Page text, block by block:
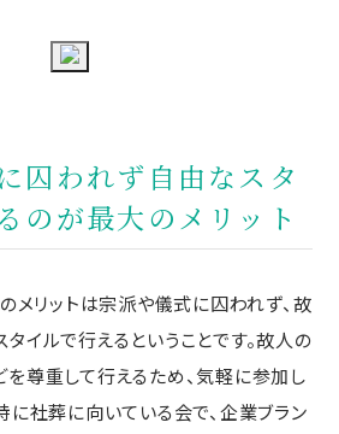
囚われず自由なスタ
のが最大のメリット
メリットは宗派や儀式に囚われず、故
イルで行えるということです。故人の
尊重して行えるため、気軽に参加し
に社葬に向いている会で、企業ブラン